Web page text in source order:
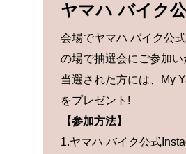
ヤマハ バイク
会場でヤマハ バイク公
の場で抽選会にご参加い
当選された方には、My
をプレゼント!
【参加方法】
1.ヤマハ バイク公式